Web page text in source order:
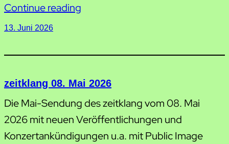
Continue reading
13. Juni 2026
zeitklang 08. Mai 2026
Die Mai-Sendung des zeitklang vom 08. Mai
2026 mit neuen Veröffentlichungen und
Konzertankündigungen u.a. mit Public Image